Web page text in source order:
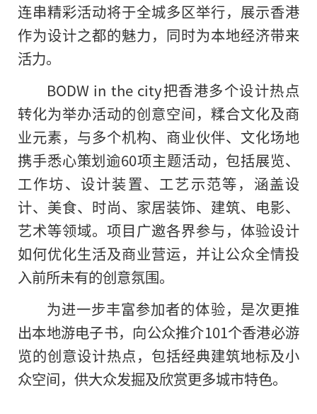
连串精彩活动将于全城多区举行，展示香港
作为设计之都的魅力，同时为本地经济带来
活力。
BODW in the city把香港多个设计热点
转化为举办活动的创意空间，糅合文化及商
业元素，与多个机构、商业伙伴、文化场地
携手悉心策划逾60项主题活动，包括展览、
工作坊、设计装置、工艺示范等，涵盖设
计、美食、时尚、家居装饰、建筑、电影、
艺术等领域。项目广邀各界参与，体验设计
如何优化生活及商业营运，并让公众全情投
入前所未有的创意氛围。
为进一步丰富参加者的体验，是次更推
出本地游电子书，向公众推介101个香港必游
览的创意设计热点，包括经典建筑地标及小
众空间，供大众发掘及欣赏更多城市特色。